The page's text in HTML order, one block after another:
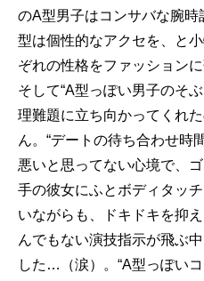
のA型男子はコンサバな腕
型は個性的なアクセを、と
ぞれの性格をファッション
そして“A型っぽい男子のそ
理難題に立ち向かってくれ
ん。“デートの待ち合わせ時
悪いと思ってない心境で、
手の彼女にふとボディタッ
いながらも、ドキドキを抑
んでもない演技指示が飛ぶ
した…（涙）。“A型っぽい